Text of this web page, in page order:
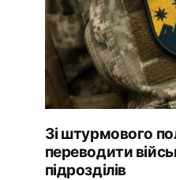
Зі штурмового
переводити
підрозділів